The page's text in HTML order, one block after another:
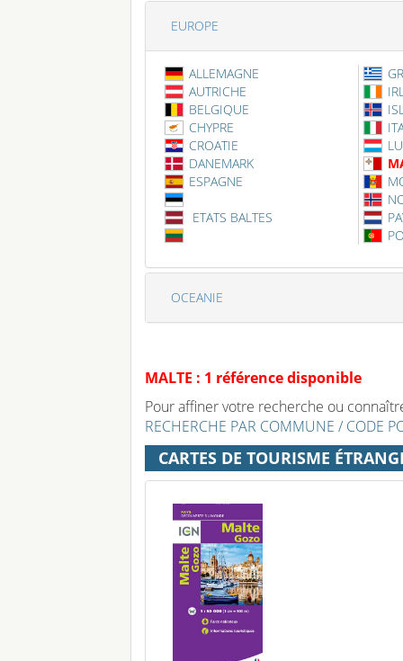
EUROPE
ALLEMAGNE
AUTRICHE
BELGIQUE
CHYPRE
CROATIE
DANEMARK
ESPAGNE
ETATS BALTES
OCEANIE
MALTE : 1 référence disponible
Pour affiner votre recherche ou
RECHERCHE PAR COMMUNE / CODE
CARTES DE TOURISME